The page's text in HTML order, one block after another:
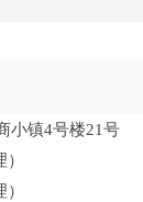
小镇4号楼21号